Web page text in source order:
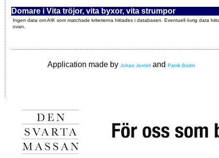
Domare i Vita tröjor, vita byxor, vita strumpor
Ingen data om AIK som matchade kriterierna hittades i databasen. Eventuell övrig data
ovan.
Application made by Johan Jentell and Patrik Bodin